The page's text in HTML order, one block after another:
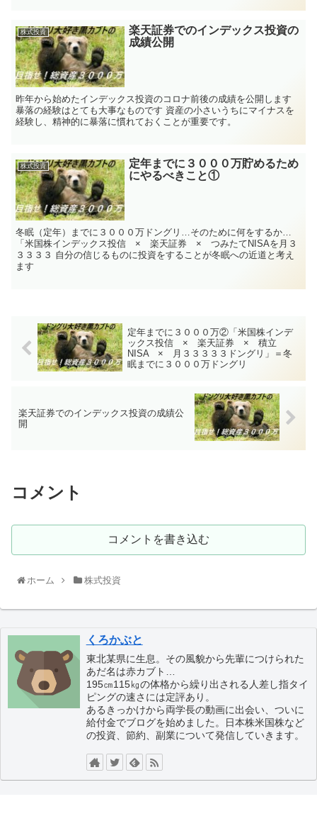
株式投資
楽天証券でのインデックス投資の
成績公開
昨年から始めたインデックス投資のコロナ前後の成績を公開します
暴落の経験はとても大事なものです 資産の小さいうちにマイナスを
経験し、精神的に暴落に慣れておくことが重要です。
株式投資
定年までに３０００万貯めるため
にやるべきこと①
冬眠（定年）までに３０００万ドングリ…そのために何をするか…
「米国株インデックス投信 × 楽天証券 × つみたてNISAを月３
３３３３ 自分の信じるものに投資をすることが冬眠への近道と考え
ます
定年までに３０００万②「米国株インデ
ックス投信 × 楽天証券 × 積立
NISA × 月３３３３３ドングリ」＝冬
眠までに３０００万ドングリ
楽天証券でのインデックス投資の成績公
開
コメント
コメントを書き込む
ホーム 株式投資
くろかぶと
東北某県に生息。その風貌から先輩につけられた
あだ名は赤カブト…
195㎝115㎏の体格から繰り出される人差し指タイ
ピングの速さには定評あり。
あるきっかけから両学長の動画に出会い、ついに
給付金でブログを始めました。日本株米国株など
の投資、節約、副業について発信していきます。